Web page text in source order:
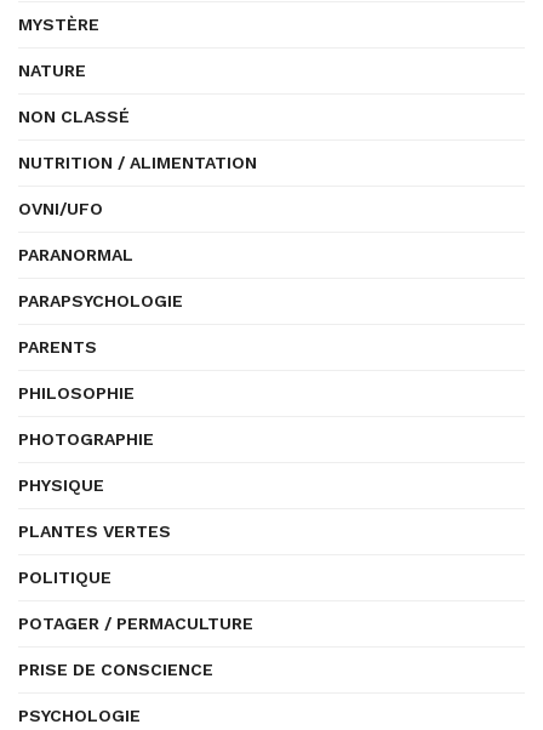
MYSTÈRE
NATURE
NON CLASSÉ
NUTRITION / ALIMENTATION
OVNI/UFO
PARANORMAL
PARAPSYCHOLOGIE
PARENTS
PHILOSOPHIE
PHOTOGRAPHIE
PHYSIQUE
PLANTES VERTES
POLITIQUE
POTAGER / PERMACULTURE
PRISE DE CONSCIENCE
PSYCHOLOGIE